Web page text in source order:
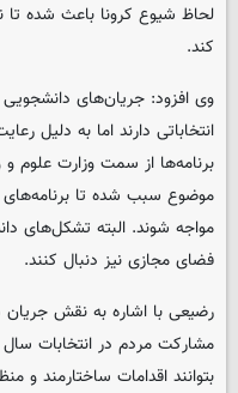
لحاظ شیوع کرونا باعث شده تا
کند.
وی افزود: جریان‌های دانشجویی
انتخاباتی دارند اما به دلیل
برنامه‌ها از سمت وزارت علوم
موضوع سبب شده تا برنامه‌های
مواجه شوند. البته تشکل‌های
فضای مجازی نیز دنبال کنند.
رضیعی با اشاره به نقش جریان
مشارکت مردم در انتخابات سال
بتوانند اقدامات ساختارمند و